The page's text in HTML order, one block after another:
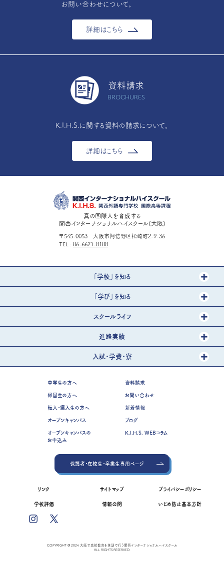
お問い合わせについて。
詳細はこちら
資料請求
BROCHURES
K.I.H.S.に関する資料の請求について。
詳細はこちら
真の国際人を育成する
関西インターナショナルハイスクール(大阪)
〒545-0053 大阪市阿倍野区松崎町2-9-36
TEL
06-6621-8108
「学校」を知る
「学び」を知る
スクールライフ
進路実績
入試・学費・寮
中学生の方へ
帰国生の方へ
転入・編入生の方へ
オープンキャンパス
オープンキャンパスの
お申込み
資料請求
お問い合わせ
新着情報
ブログ
K.I.H.S. WEBコラム
保護者・在校生・卒業生専用ページ
リンク サイトマップ プライバシーポリシー
学校評価 情報公開 いじめ防止基本方針
COPYRIGHT @ 2024 大阪で高校教育を英語で行う関西インターナショナルハイスクール
ALL RIGHTS RESERVED.